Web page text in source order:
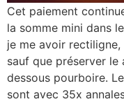
Cet paiement
la somme mini dans
je me avoir
sauf que préserver
dessous pourboire.
sont avec 35x